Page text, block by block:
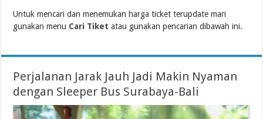
Untuk mencari dan menemukan harga ticket terupdate mari
gunakan menu Cari Tiket atau gunakan pencarian dibawah ini.
Perjalanan Jarak Jauh Jadi Makin Nyaman
dengan Sleeper Bus Surabaya-Bali